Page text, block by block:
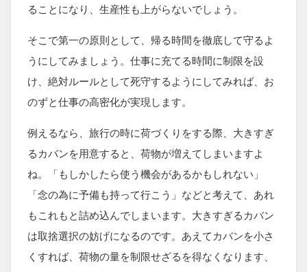
ることになり、生産性も上がらないでしょう。
そこで第一の原則として、帰る時間を徹底して守るよ
うにしてみましょう。仕事に充てる時間に制限を設
け、絶対ルールとして死守するようにしてみれば、お
のずと仕事の高密化が実現します。
例えるなら、旅行の時に荷づくりをする際、大きすぎ
るカバンを用意すると、荷物が増えてしまいますよ
ね。「もしかしたら使う機会があるかもしれない」
「念の為に予備も持って行こう」などと考えて、あれ
もこれもと詰め込んでしまいます。大きすぎるカバン
は取捨選択の妨げになるのです。あえてカバンを小さ
くすれば、荷物の量を制限せざるを得なくなります、